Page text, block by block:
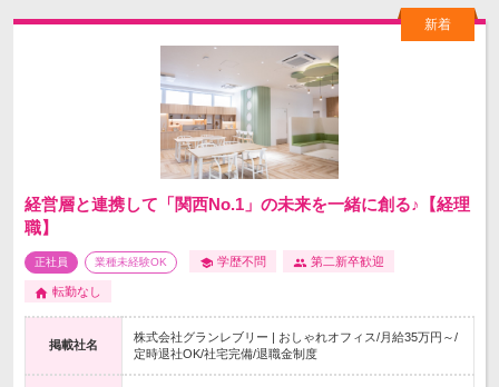
経営層と連携して「関西No.1」の未来を一緒に創る♪【経理
職】
正社員 業種未経験OK 学歴不問 第二新卒歓迎
転勤なし
掲載社名
株式会社グランレブリー | おしゃれオフィス/月給35万円～/
定時退社OK/社宅完備/退職金制度